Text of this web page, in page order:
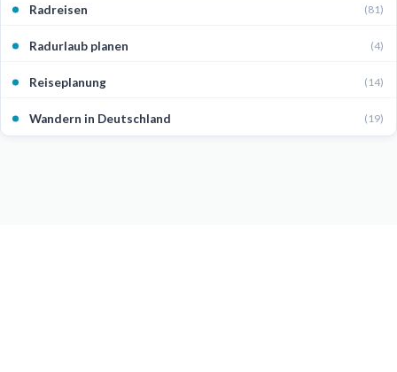
Radreisen (81)
Radurlaub planen (4)
Reiseplanung (14)
Wandern in Deutschland (19)